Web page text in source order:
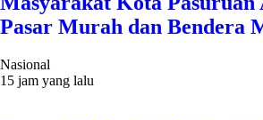
Pasar Murah dan Bendera
Nasional
15 jam yang lalu